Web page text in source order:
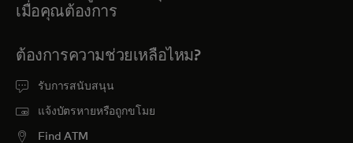
เมื่อคุณต้องการ
ต้องการความช่วยเหลือไหม?
รับการสนับสนุน
แจ้งบัตรหายหรือถูกขโมย
Find ATM